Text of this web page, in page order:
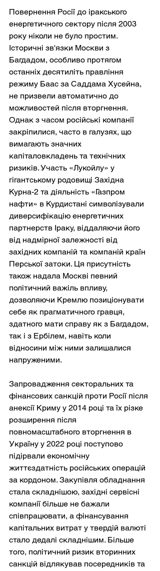
Повернення Росії до іракського
енергетичного сектору після 2003
року ніколи не було простим.
Історичні зв'язки Москви з
Багдадом, особливо протягом
останніх десятиліть правління
режиму Баас за Саддама Хусейна,
не призвели автоматично до
можливостей після вторгнення.
Однак з часом російські компанії
закріпилися, часто в галузях, що
вимагають значних
капіталовкладень та технічних
ризиків. Участь «Лукойлу» у
гігантському родовищі Західна
Курна-2 та діяльність «Газпром
нафти» в Курдистані символізували
диверсифікацію енергетичних
партнерств Іраку, віддаляючи його
від надмірної залежності від
західних компаній та компаній країн
Перської затоки. Ця присутність
також надала Москві певний
політичний важіль впливу,
дозволяючи Кремлю позиціонувати
себе як прагматичного гравця,
здатного мати справу як з Багдадом,
так і з Ербілем, навіть коли
відносини між ними залишалися
напруженими.
Запровадження секторальних та
фінансових санкцій проти Росії після
анексії Криму у 2014 році та їх різке
розширення після
повномасштабного вторгнення в
Україну у 2022 році поступово
підірвали економічну
життєздатність російських операцій
за кордоном. Закупівля обладнання
стала складнішою, західні сервісні
компанії більше не бажали
співпрацювати, а фінансування
капітальних витрат у твердій валюті
стало дедалі складнішим. Більше
того, політичний ризик вторинних
санкцій відлякував посередників та